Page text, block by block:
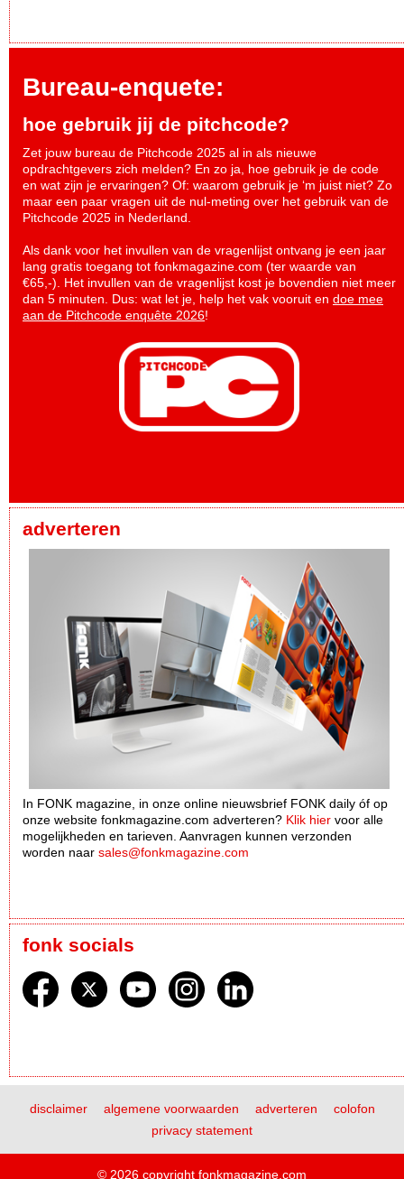
Bureau-enquete:
hoe gebruik jij de pitchcode?
Zet jouw bureau de Pitchcode 2025 al in als nieuwe
opdrachtgevers zich melden? En zo ja, hoe gebruik je de code
en wat zijn je ervaringen? Of: waarom gebruik je ‘m juist niet? Zo
maar een paar vragen uit de nul-meting over het gebruik van de
Pitchcode 2025 in Nederland.
Als dank voor het invullen van de vragenlijst ontvang je een jaar
lang gratis toegang tot fonkmagazine.com (ter waarde van
€65,-). Het invullen van de vragenlijst kost je bovendien niet meer
dan 5 minuten. Dus: wat let je, help het vak vooruit en doe mee
aan de Pitchcode enquête 2026!
adverteren
In FONK magazine, in onze online nieuwsbrief FONK daily óf op
onze website fonkmagazine.com adverteren? Klik hier voor alle
mogelijkheden en tarieven. Aanvragen kunnen verzonden
worden naar sales@fonkmagazine.com
fonk socials
disclaimer algemene voorwaarden adverteren
colofon
privacy statement
© 2026 copyright fonkmagazine.com